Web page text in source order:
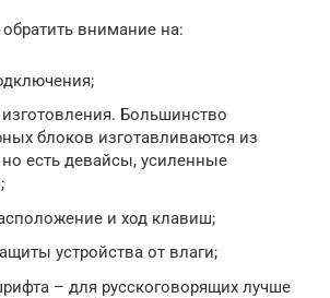
внимание на:
Большинство
блоков изготавливаются из
но есть девайсы, усиленные
и ход клавиш;
устройства от влаги;
– для русскоговорящих лучше